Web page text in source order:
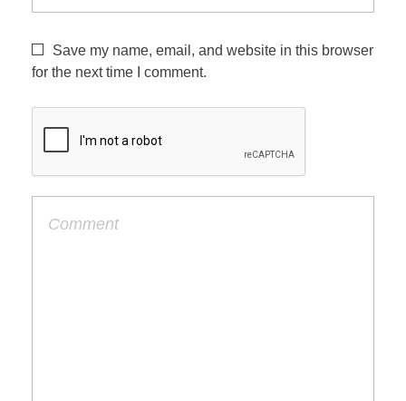
Save my name, email, and website in this browser
for the next time I comment.